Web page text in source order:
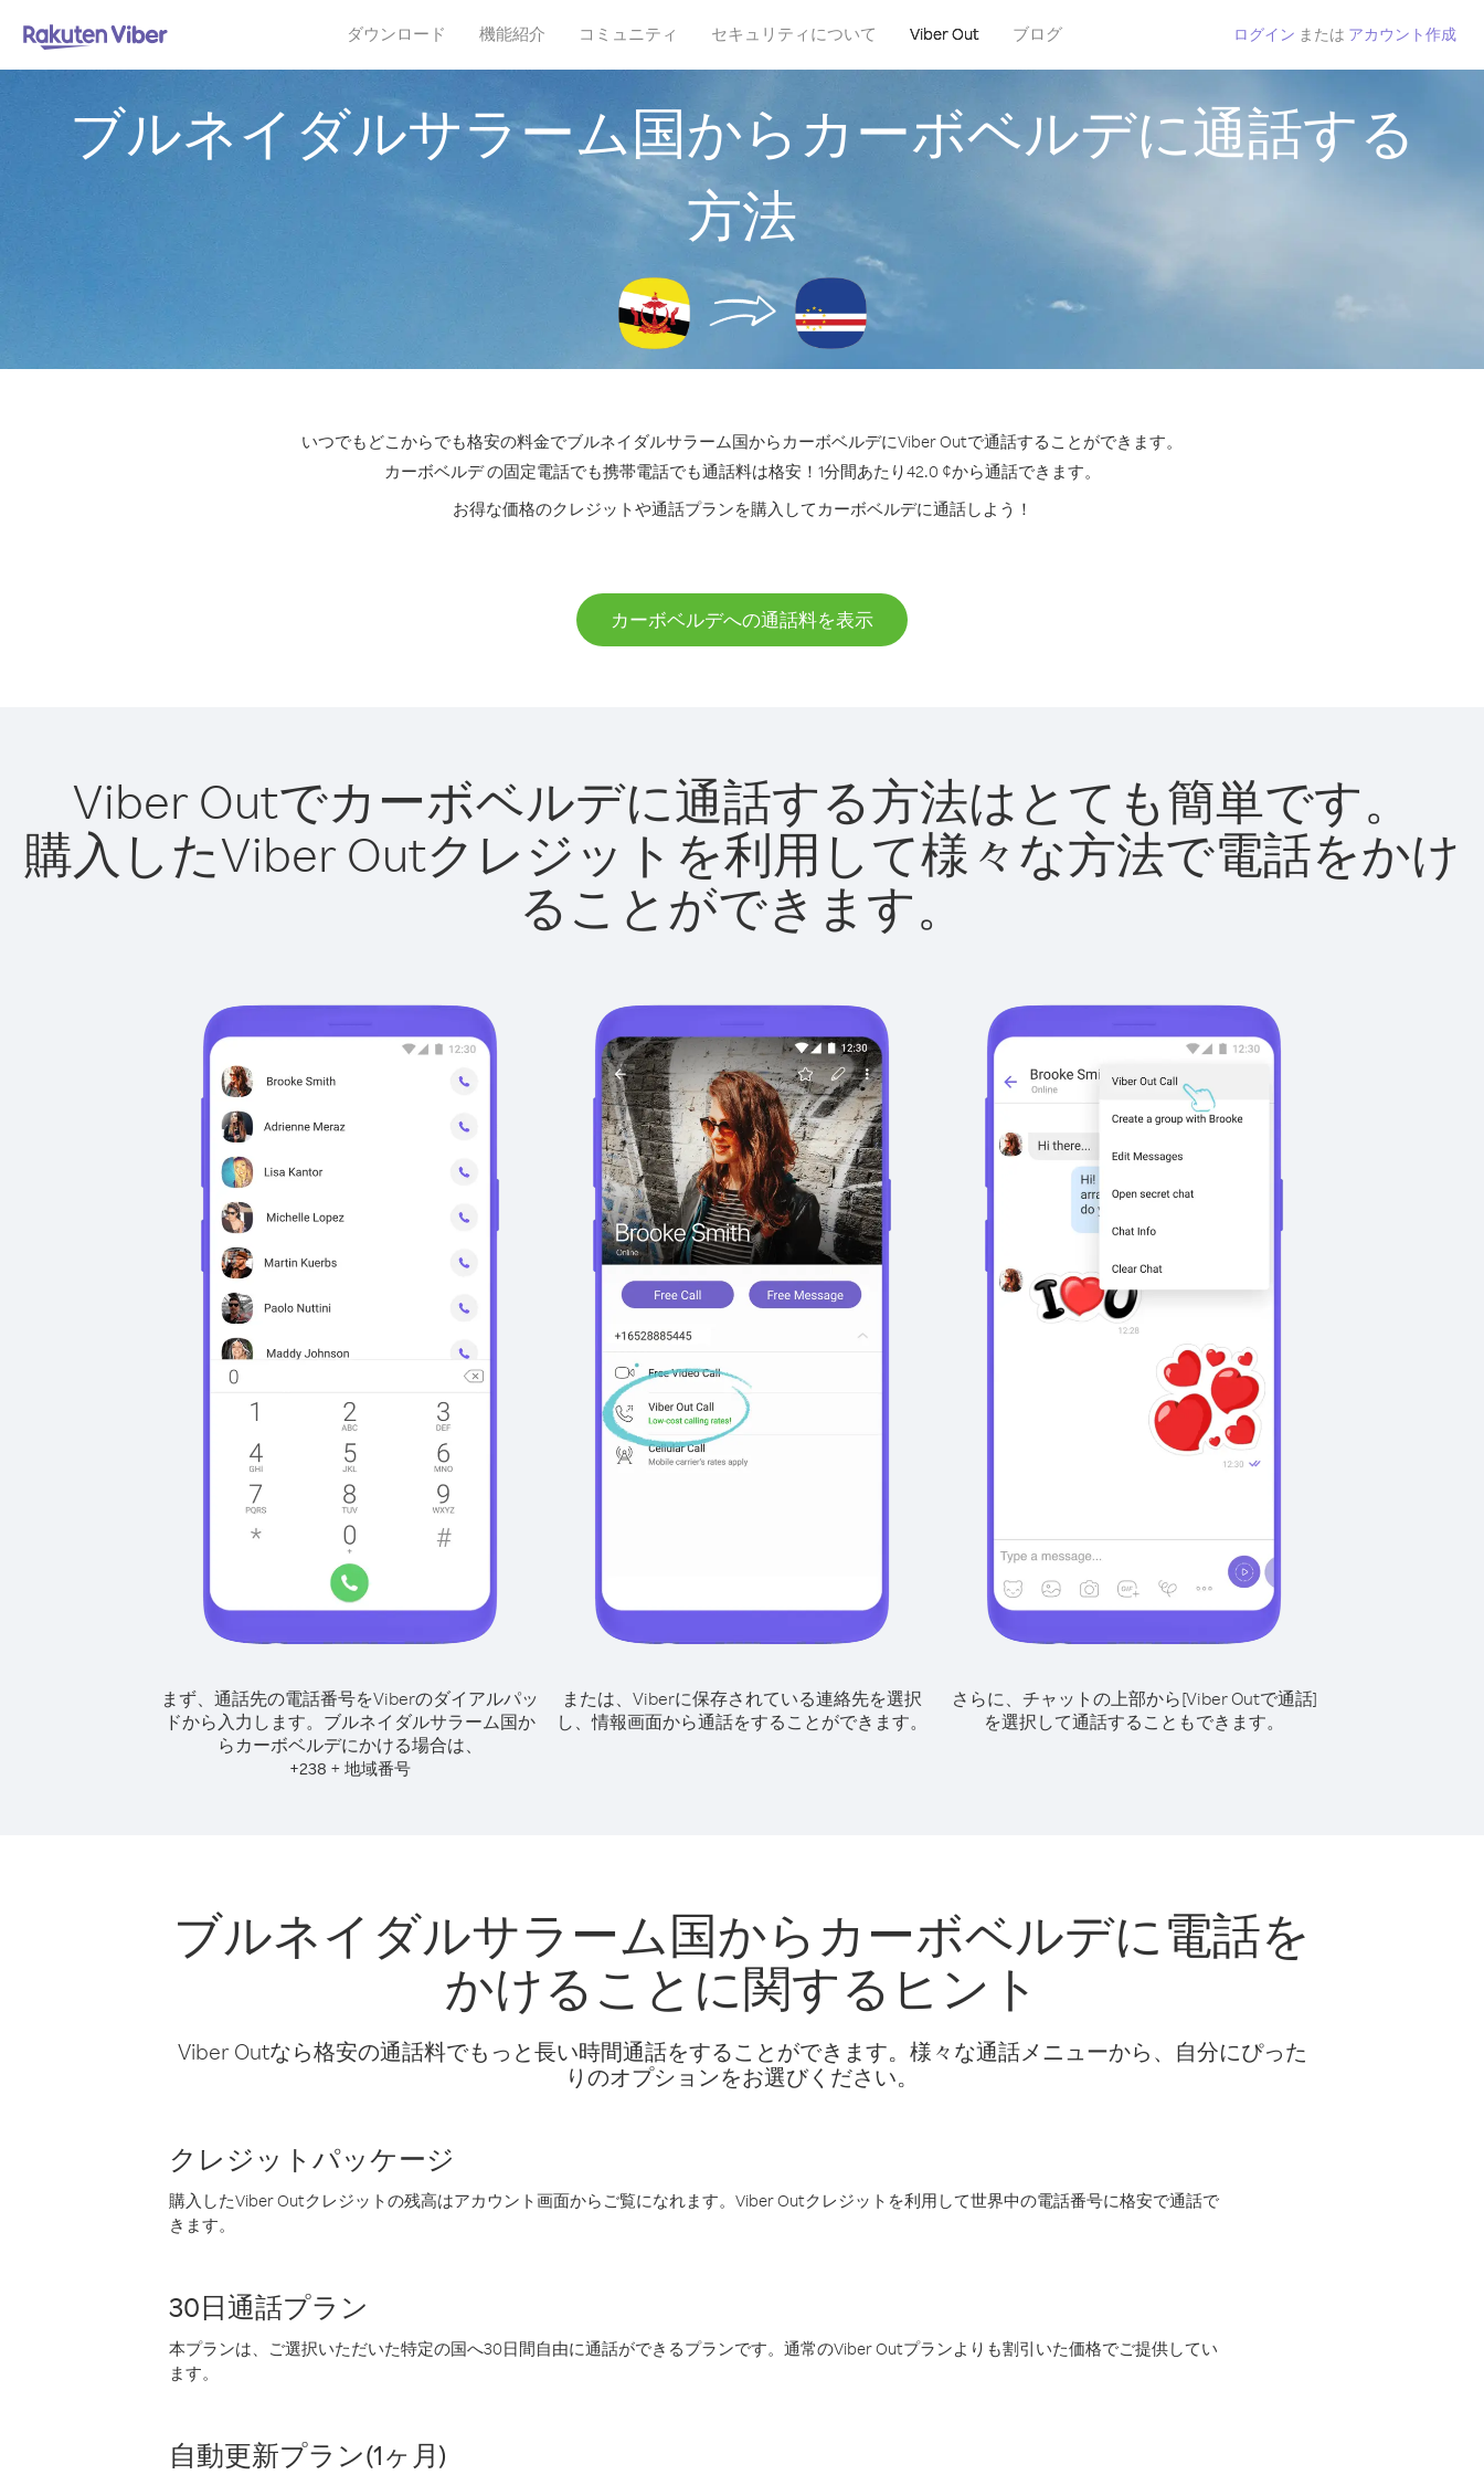
ダウンロード 機能紹介 コミュニティ セキュリティについて Viber Out ブログ ログイン または アカウント作成
ブルネイダルサラーム国からカーボベルデに通話する
方法
いつでもどこからでも格安の料金でブルネイダルサラーム国からカーボベルデにViber Outで通話することができます。
カーボベルデ の固定電話でも携帯電話でも通話料は格安！1分間あたり42.0 ¢から通話できます。
お得な価格のクレジットや通話プランを購入してカーボベルデに通話しよう！
カーボベルデへの通話料を表示
Viber Outでカーボベルデに通話する方法はとても簡単です。
購入したViber Outクレジットを利用して様々な方法で電話をかけ
ることができます。
まず、通話先の電話番号をViberのダイアルパッ
ドから入力します。 ブルネイダルサラーム国か
らカーボベルデにかける場合は、
+238 + 地域番号
または、Viberに保存されている連絡先を選択
し、情報画面から通話をすることができます。
さらに、チャットの上部から[Viber Outで通話]
を選択して通話することもできます。
ブルネイダルサラーム国からカーボベルデに電話を
かけることに関するヒント
Viber Outなら格安の通話料でもっと長い時間通話をすることができます。様々な通話メニューから、自分にぴった
りのオプションをお選びください。
クレジットパッケージ
購入したViber Outクレジットの残高はアカウント画面からご覧になれます。Viber Outクレジットを利用して世界中の電話番号に格安で通話で
きます。
30日通話プラン
本プランは、ご選択いただいた特定の国へ30日間自由に通話ができるプランです。通常のViber Outプランよりも割引いた価格でご提供してい
ます。
自動更新プラン(1ヶ月)